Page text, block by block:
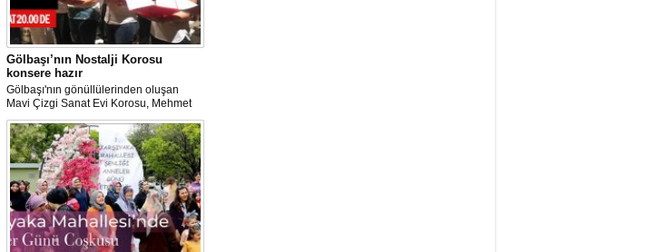
Gölbaşı’nın Nostalji Korosu
konsere hazır
Gölbaşı'nın gönüllülerinden oluşan
Mavi Çizgi Sanat Evi Korosu, Mehmet
Akif Ersoy Kültür Merkezi’nde vereceği
konsere hızır.